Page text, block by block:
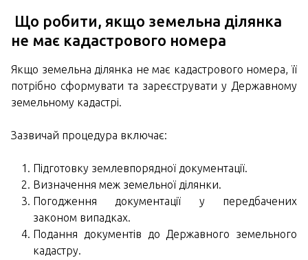
Що робити, якщо земельна ділянка
не має кадастрового номера
Якщо земельна ділянка не має кадастрового номера, її
потрібно сформувати та зареєструвати у Державному
земельному кадастрі.
Зазвичай процедура включає:
Підготовку землевпорядної документації.
Визначення меж земельної ділянки.
Погодження документації у передбачених
законом випадках.
Подання документів до Державного земельного
кадастру.